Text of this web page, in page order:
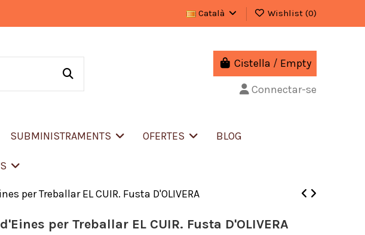
Català Wishlist (0)
Cistella / Empty
Connectar-se
SUBMINISTRAMENTS OFERTES BLOG
per Treballar EL CUIR. Fusta D'OLIVERA
per Treballar EL CUIR. Fusta D'OLIVERA